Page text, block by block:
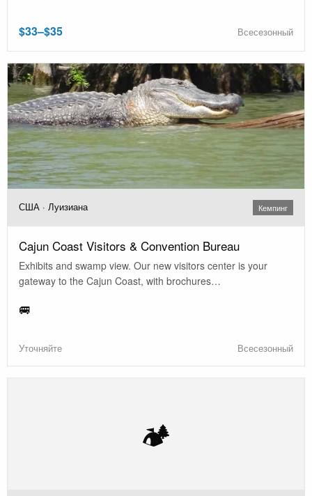
$33–$35 Всесезонный
США · Луизиана Кемпинг
Cajun Coast Visitors & Convention Bureau
Exhibits and swamp view. Our new visitors center is your
gateway to the Cajun Coast, with brochures…
🚐
Уточняйте Всесезонный
🏕️